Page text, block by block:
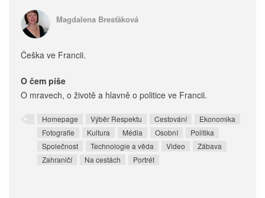
Magdalena Bresťáková
Češka ve Francii.
O čem píše
O mravech, o životě a hlavně o politice ve Francii.
Homepage Výběr Respektu Cestování
Ekonomika
Fotografie
Kultura Média Osobní
Politika
Společnost
Technologie a věda Video
Zábava
Zahraničí
Na cestách Portrét